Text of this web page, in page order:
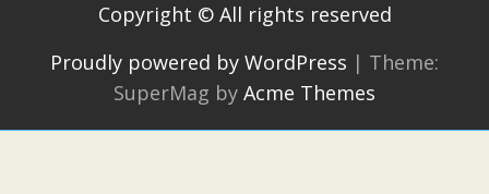
Copyright © All rights reserved
Proudly powered by WordPress | Theme:
SuperMag by Acme Themes